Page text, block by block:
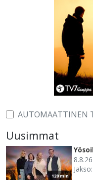
AUTOMAATTINEN
Uusimmat
120 min